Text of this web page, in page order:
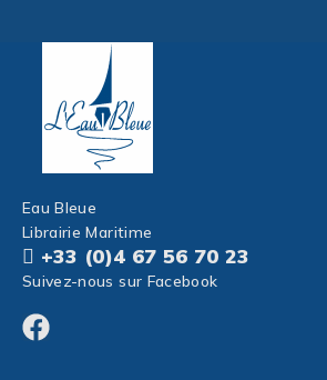
Eau Bleue
Librairie Maritime
+33 (0)4 67 56 70 23
Suivez-nous sur Facebook